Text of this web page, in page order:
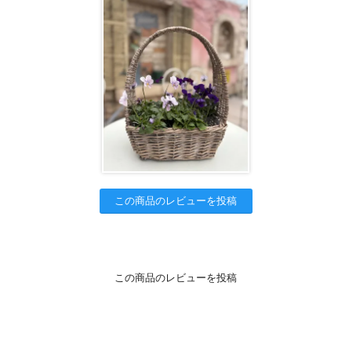
この商品のレビューを投稿
この商品のレビューを投稿